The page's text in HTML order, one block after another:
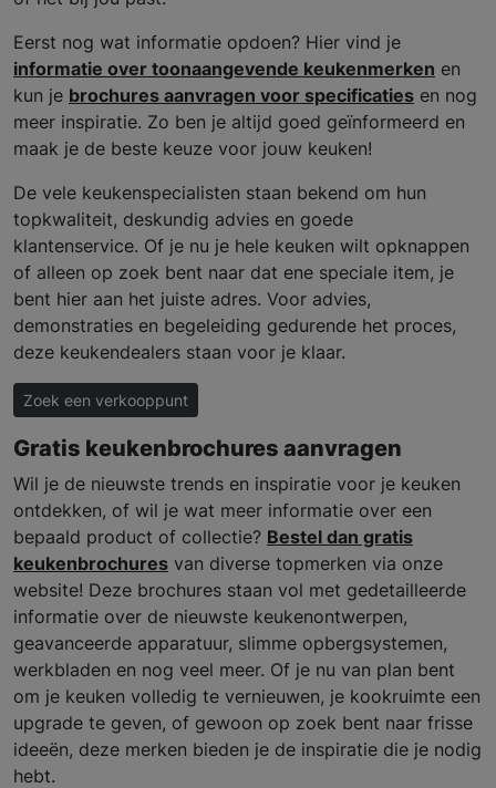
Eerst nog wat informatie opdoen? Hier vind je
informatie over toonaangevende keukenmerken en
kun je brochures aanvragen voor specificaties en nog
meer inspiratie. Zo ben je altijd goed geïnformeerd en
maak je de beste keuze voor jouw keuken!
De vele keukenspecialisten staan bekend om hun
topkwaliteit, deskundig advies en goede
klantenservice. Of je nu je hele keuken wilt opknappen
of alleen op zoek bent naar dat ene speciale item, je
bent hier aan het juiste adres. Voor advies,
demonstraties en begeleiding gedurende het proces,
deze keukendealers staan voor je klaar.
Zoek een verkooppunt
Gratis keukenbrochures aanvragen
Wil je de nieuwste trends en inspiratie voor je keuken
ontdekken, of wil je wat meer informatie over een
bepaald product of collectie? Bestel dan gratis
keukenbrochures van diverse topmerken via onze
website! Deze brochures staan vol met gedetailleerde
informatie over de nieuwste keukenontwerpen,
geavanceerde apparatuur, slimme opbergsystemen,
werkbladen en nog veel meer. Of je nu van plan bent
om je keuken volledig te vernieuwen, je kookruimte een
upgrade te geven, of gewoon op zoek bent naar frisse
ideeën, deze merken bieden je de inspiratie die je nodig
hebt.